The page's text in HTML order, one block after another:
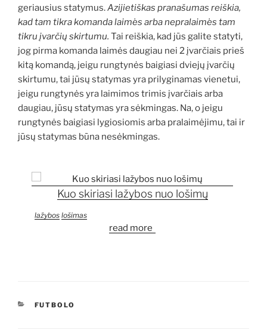
geriausius statymus.Azijietiškas pranašumas reiškia,
kad tam tikra komanda laimės arba nepralaimės tam
tikru įvarčių skirtumu. Tai reiškia, kad jūs galite statyti,
jog pirma komanda laimės daugiau nei 2 įvarčiais prieš
kitą komandą, jeigu rungtynės baigiasi dviejų įvarčių
skirtumu, tai jūsų statymas yra prilyginamas vienetui,
jeigu rungtynės yra laimimos trimis įvarčiais arba
daugiau, jūsų statymas yra sėkmingas. Na, o jeigu
rungtynės baigiasi lygiosiomis arba pralaimėjimu, tai ir
jūsų statymas būna nesėkmingas.
Kuo skiriasi lažybos nuo lošimų
lažybos lošimas
read more
KATEGORIJOS
FUTBOLO